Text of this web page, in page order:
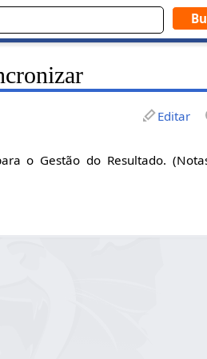
Editar
o Gestão do Resultado.